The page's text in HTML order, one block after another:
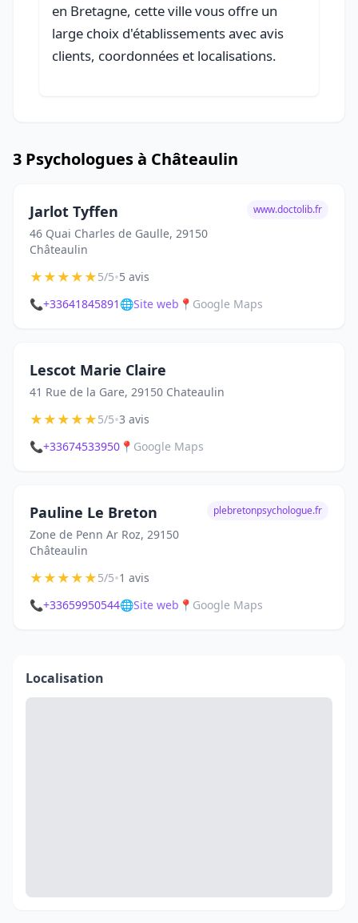
en Bretagne, cette ville vous offre un
large choix d'établissements avec avis
clients, coordonnées et localisations.
3 Psychologues à Châteaulin
Jarlot Tyffen
46 Quai Charles de Gaulle, 29150
Châteaulin
www.doctolib.fr
★★★★★5/5•5 avis
📞+33641845891 🌐Site web 📍 Google Maps
Lescot Marie Claire
41 Rue de la Gare, 29150 Chateaulin
★★★★★5/5•3 avis
📞+33674533950 📍 Google Maps
Pauline Le Breton
Zone de Penn Ar Roz, 29150
Châteaulin
plebretonpsychologue.fr
★★★★★5/5•1 avis
📞+33659950544🌐Site web 📍 Google Maps
Localisation